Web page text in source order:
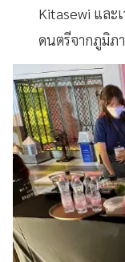
Kitasewi และ
ดนตรีจากภูมิภ